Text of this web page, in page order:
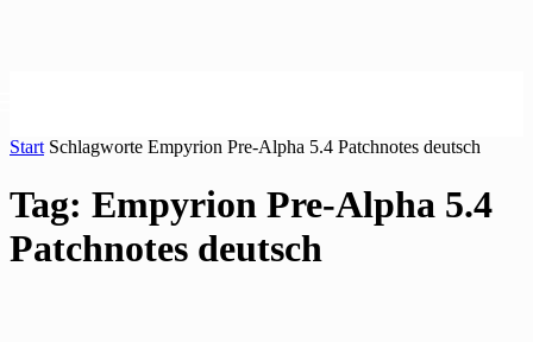
Start Schlagworte Empyrion Pre-Alpha 5.4 Patchnotes deutsch
Tag: Empyrion Pre-Alpha 5.4
Patchnotes deutsch